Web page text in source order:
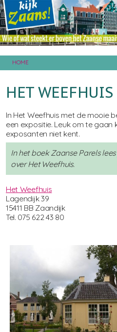
HOME
HET WEEFHUIS
In Het Weefhuis met de mooie
een expositie. Leuk om te gaan
exposanten niet kent.
In het boek Zaanse Parels
over Het Weefhuis.
Het Weefhuis
Lagendijk 39
15411 BB Zaandijk
Tel. 075 622 43 80